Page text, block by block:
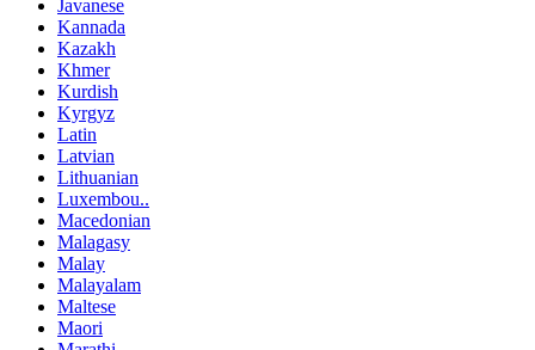
Javanese
Kannada
Kazakh
Khmer
Kurdish
Kyrgyz
Latin
Latvian
Lithuanian
Luxembou..
Macedonian
Malagasy
Malay
Malayalam
Maltese
Maori